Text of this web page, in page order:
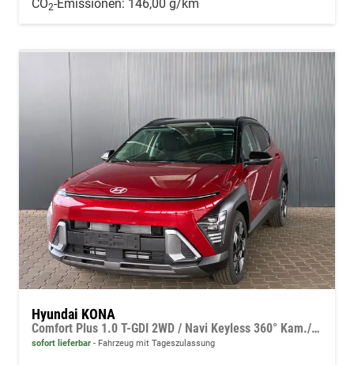
CO2-Emissionen: 146,00 g/km
Hyundai KONA
Comfort Plus 1.0 T-GDI 2WD / Navi Keyless 360° Kam./ Sitz + Lenkradheiz. LED Alu 18"
sofort lieferbar Fahrzeug mit Tageszulassung